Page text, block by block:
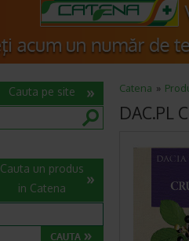
Catena
DAC.PL
Cauta pe site
Cauta un produs
in Catena